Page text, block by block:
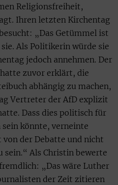
Religionsfreiheit,
Ihren letzten Kirchentag
„Das Getümmel ist
Als Politikerin würde sie
jedoch annehmen. Der
zuvor erklärt, die
abhängig zu machen,
Vertreter der AfD explizit
Dass dies politisch für
könnte, verneinte
der Debatte und nicht
sein.“ Als Christin bewerte
„Das wäre Luther
der Zeit zitieren